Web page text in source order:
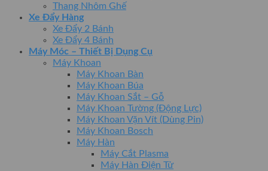
Thang Nhôm Ghế
Xe Đẩy Hàng
Xe Đẩy 2 Bánh
Xe Đẩy 4 Bánh
Máy Móc – Thiết Bị Dụng Cụ
Máy Khoan
Máy Khoan Bàn
Máy Khoan Búa
Máy Khoan Sắt – Gỗ
Máy Khoan Tường (Động Lực)
Máy Khoan Vặn Vít (Dùng Pin)
Máy Khoan Bosch
Máy Hàn
Máy Cắt Plasma
Máy Hàn Điện Tử